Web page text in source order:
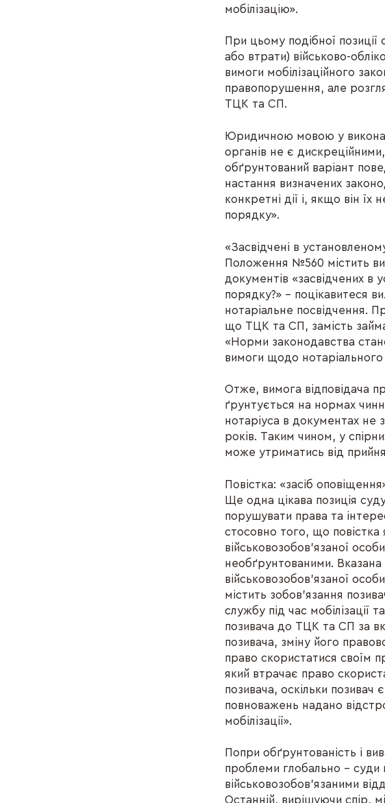
мобілізацію».
При цьому подібної
або втрати) військово-
вимоги мобілізаційного
правопорушення, але
ТЦК та СП.
Юридичною мовою у
органів не є
обґрунтований варіант
настання визначених
конкретні дії і, якщо він
порядку».
«Засвідчені в
Положення №560 містить
документів «засвідчених
порядку?» – поцікавитеся
нотаріальне посвідчення.
що ТЦК та СП, замість
«Норми законодавства
вимоги щодо нотаріального
Отже, вимога відповідача
ґрунтується на нормах
нотаріуса в документах не
років. Таким чином, у
може утриматись від
Повістка: «засіб
Ще одна цікава позиція
порушувати права та
стосовно того, що
військовозобов’язаної
необґрунтованими.
військовозобов’язаної
містить зобов'язання
службу під час мобілізації
позивача до ТЦК та СП за
позивача, зміну його
право скористатися своїм
який втрачає право
позивача, оскільки
повноважень надано
мобілізації».
Попри обґрунтованість і
проблеми глобально –
військовозобов’язаними
Останній, вирішуючи спір,